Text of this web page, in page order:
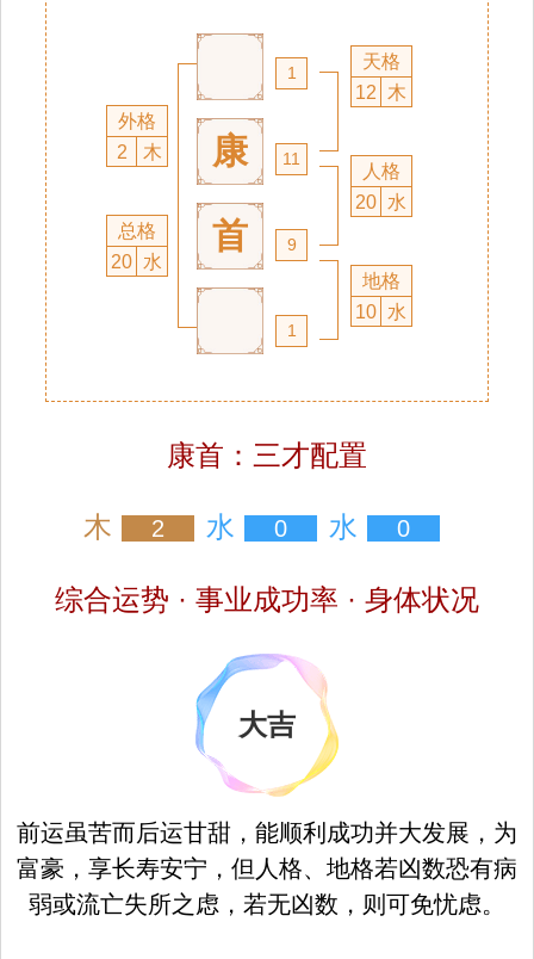
外格
2
木
总格
20 水
康
首
1
11
9
1
天格
12
木
人格
20 水
地格
10 水
康首：三才配置
木 2 水 0 水 0
综合运势 · 事业成功率 · 身体状况
大吉
前运虽苦而后运甘甜，能顺利成功并大发展，为
富豪，享长寿安宁，但人格、地格若凶数恐有病
弱或流亡失所之虑，若无凶数，则可免忧虑。